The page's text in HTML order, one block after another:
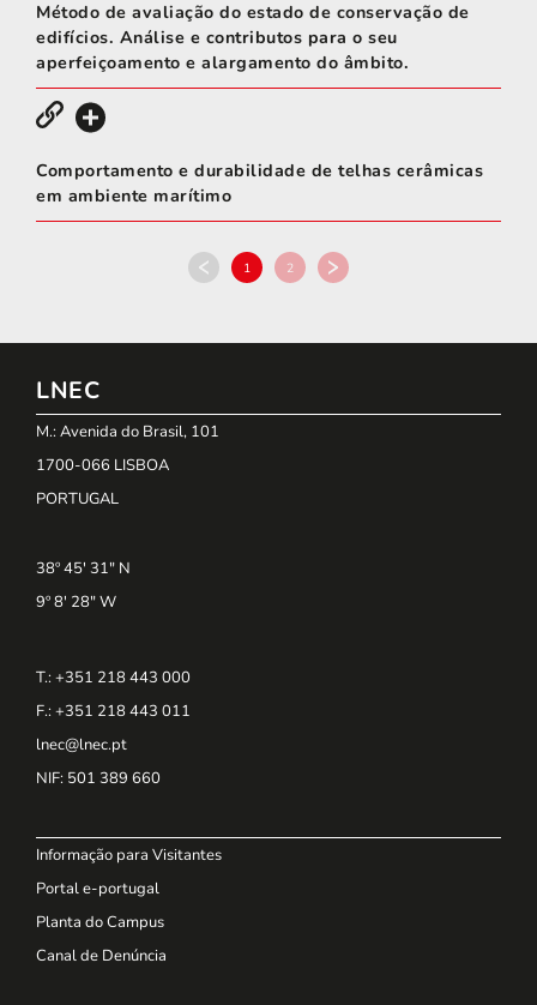
Método de avaliação do estado de conservação de
edifícios. Análise e contributos para o seu
aperfeiçoamento e alargamento do âmbito.
Comportamento e durabilidade de telhas cerâmicas
em ambiente marítimo
1 2
LNEC
M.: Avenida do Brasil, 101
1700-066 LISBOA
PORTUGAL
38º 45' 31" N
9º 8' 28" W
T.: +351 218 443 000
F.: +351 218 443 011
lnec@lnec.pt
NIF: 501 389 660
Informação para Visitantes
Portal e-portugal
Planta do Campus
Canal de Denúncia